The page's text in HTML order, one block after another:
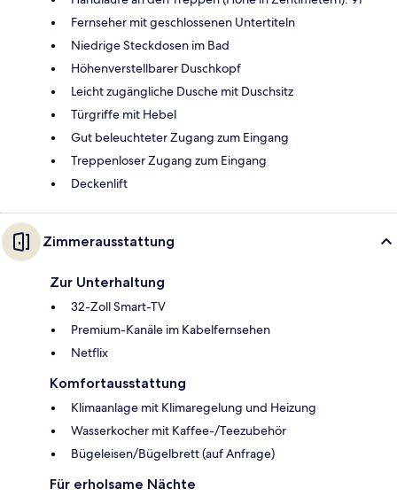
Fernseher mit geschlossenen Untertiteln
Niedrige Steckdosen im Bad
Höhenverstellbarer Duschkopf
Leicht zugängliche Dusche mit Duschsitz
Türgriffe mit Hebel
Gut beleuchteter Zugang zum Eingang
Treppenloser Zugang zum Eingang
Deckenlift
Zimmerausstattung
Zur Unterhaltung
32-Zoll Smart-TV
Premium-Kanäle im Kabelfernsehen
Netflix
Komfortausstattung
Klimaanlage mit Klimaregelung und Heizung
Wasserkocher mit Kaffee-/Teezubehör
Bügeleisen/Bügelbrett (auf Anfrage)
Für erholsame Nächte